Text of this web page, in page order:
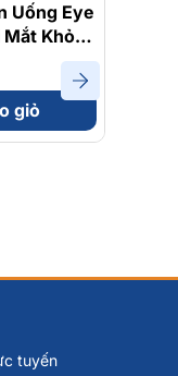
Uống Eye
Khỏe
giỏ
tuyến